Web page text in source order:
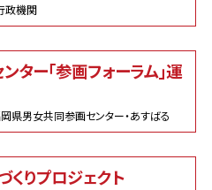
政機関
ー「参画フォーラム」運
県男女共同参画センター・あすばる
くりプロジェクト